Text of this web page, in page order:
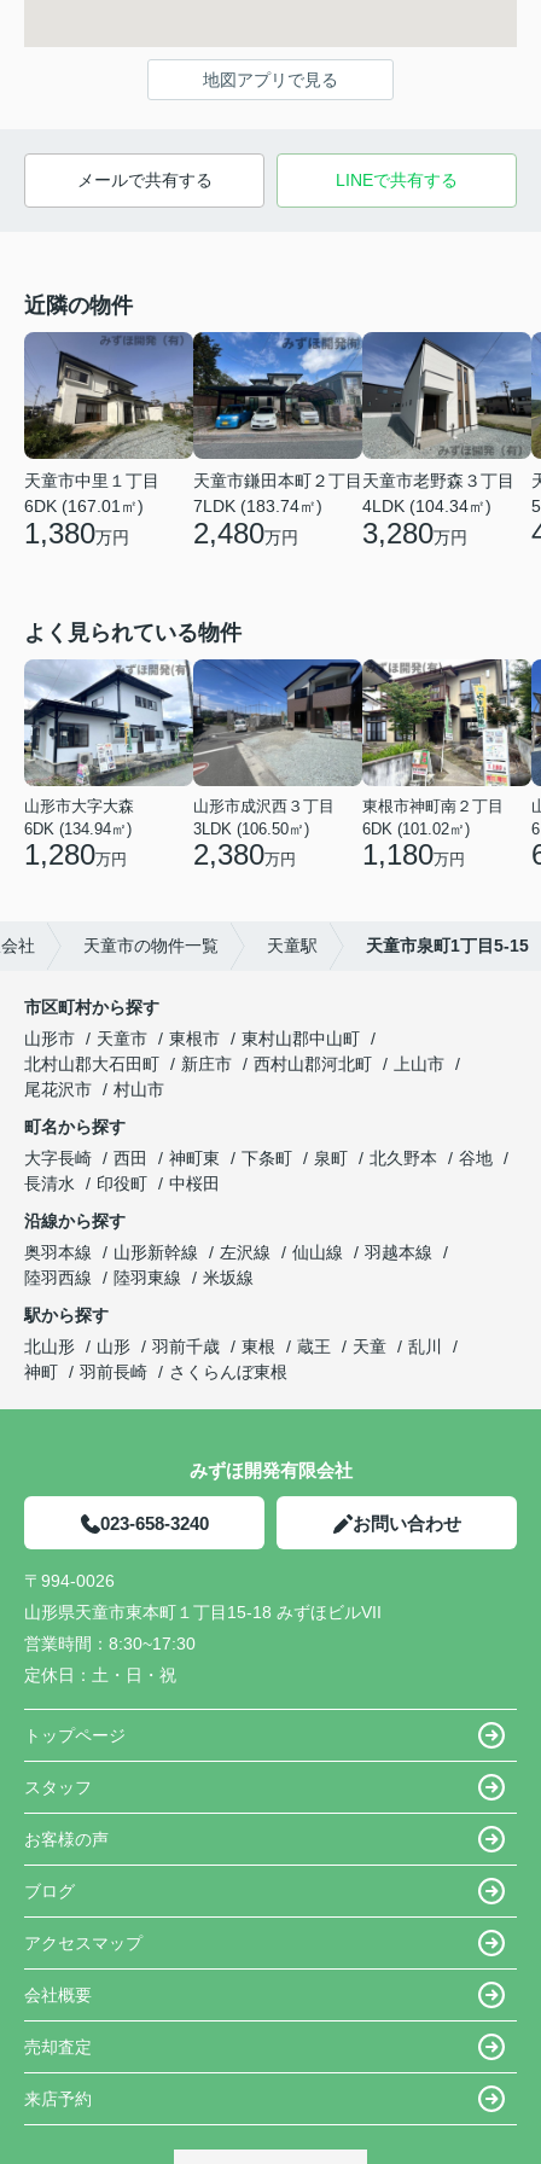
地図アプリで見る
メールで共有する LINEで共有する
近隣の物件
天童市中里１丁目
6DK (167.01㎡)
1,380万円
天童市鎌田本町２丁目
7LDK (183.74㎡)
2,480万円
天童市老野森３丁目
4LDK (104.34㎡)
3,280万円
よく見られている物件
山形市大字大森
6DK (134.94㎡)
1,280万円
山形市成沢西３丁目
3LDK (106.50㎡)
2,380万円
東根市神町南２丁目
6DK (101.02㎡)
1,180万円
社 天童市の物件一覧 天童駅 天童市泉町1丁目5-15
市区町村から探す
山形市
天童市 東根市
東村山郡中山町
北村山郡大石田町
新庄市 西村山郡河北町
上山市
尾花沢市
村山市
町名から探す
大字長崎
西田 神町東 下条町 泉町 北久野本
谷地
長清水
印役町
中桜田
沿線から探す
奥羽本線
山形新幹線 左沢線 仙山線
羽越本線
陸羽西線
陸羽東線
米坂線
駅から探す
北山形
山形 羽前千歳 東根 蔵王 天童
乱川
神町
羽前長崎 さくらんぼ東根
みずほ開発有限会社
023-658-3240 お問い合わせ
〒994-0026
山形県天童市東本町１丁目15-18 みずほビルVII
営業時間： 8:30~17:30
定休日： 土・日・祝
トップページ
スタッフ
お客様の声
ブログ
アクセスマップ
会社概要
売却査定
来店予約